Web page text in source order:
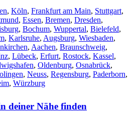
, Köln, Frankfurt am Main, Stuttgart,
, Essen, Bremen, Dresden,
, Bochum, Wuppertal, Bielefeld,
, Karlsruhe, Augsburg, Wiesbaden,
, Aachen, Braunschweig,
, Lübeck, Erfurt, Rostock, Kassel,
, Oldenburg, Osnabrück,
, Neuss, Regensburg, Paderborn,
, Würzburg
deiner Nähe finden